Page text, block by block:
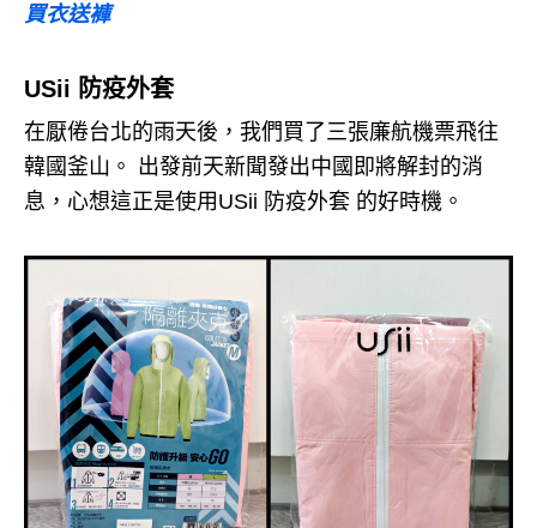
買衣送褲
USii 防疫外套
在厭倦台北的雨天後，我們買了三張廉航機票飛往
韓國釜山。 出發前天新聞發出中國即將解封的消
息，心想這正是使用USii 防疫外套 的好時機。